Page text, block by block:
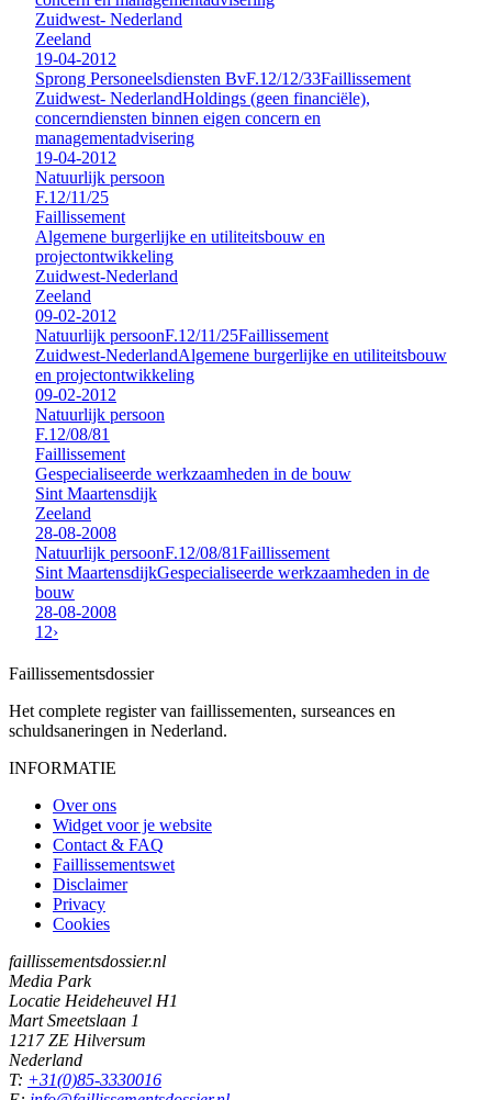
Zuidwest- Nederland
Zeeland
19-04-2012
Sprong Personeelsdiensten BvF.12/12/33Faillissement
Zuidwest- NederlandHoldings (geen financiële),
concerndiensten binnen eigen concern en
managementadvisering
19-04-2012
Natuurlijk persoon
F.12/11/25
Faillissement
Algemene burgerlijke en utiliteitsbouw en
projectontwikkeling
Zuidwest-Nederland
Zeeland
09-02-2012
Natuurlijk persoonF.12/11/25Faillissement
Zuidwest-NederlandAlgemene burgerlijke en utiliteitsbouw
en projectontwikkeling
09-02-2012
Natuurlijk persoon
F.12/08/81
Faillissement
Gespecialiseerde werkzaamheden in de bouw
Sint Maartensdijk
Zeeland
28-08-2008
Natuurlijk persoonF.12/08/81Faillissement
Sint MaartensdijkGespecialiseerde werkzaamheden in de
bouw
28-08-2008
1 2›
Faillissementsdossier
Het complete register van faillissementen, surseances en
schuldsaneringen in Nederland.
INFORMATIE
Over ons
Widget voor je website
Contact & FAQ
Faillissementswet
Disclaimer
Privacy
Cookies
faillissementsdossier.nl
Media Park
Locatie Heideheuvel H1
Mart Smeetslaan 1
1217 ZE Hilversum
Nederland
T: +31(0)85-3330016